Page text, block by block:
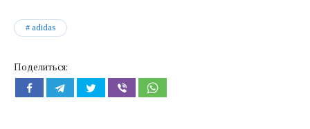
adidas
Поделиться: